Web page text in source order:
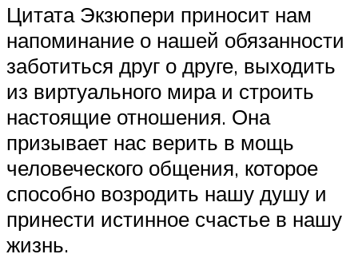
Цитата Экзюпери приносит нам
напоминание о нашей обязанности
заботиться друг о друге, выходить
из виртуального мира и строить
настоящие отношения. Она
призывает нас верить в мощь
человеческого общения, которое
способно возродить нашу душу и
принести истинное счастье в нашу
жизнь.